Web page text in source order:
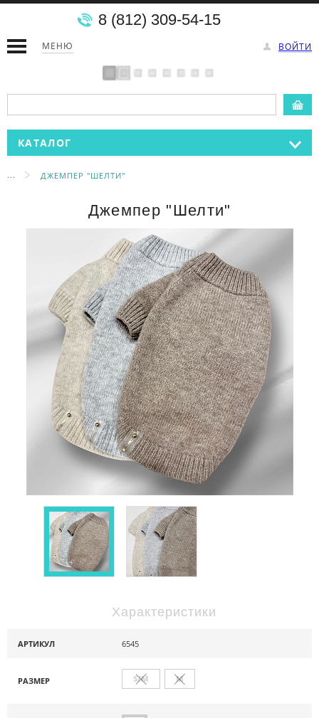
МЕНЮ ВОЙТИ
8 (812) 309-54-15
КАТАЛОГ
... ДЖЕМПЕР "ШЕЛТИ"
Джемпер "Шелти"
Характеристики
АРТИКУЛ 6545
РАЗМЕР S/M M